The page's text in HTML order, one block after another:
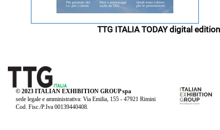
TTG ITALIA TODAY digital edition
© 2023 ITALIAN EXHIBITION GROUP spa
sede legale e amministrativa: Via Emilia, 155 - 47921 Rimini
Cod. Fisc./P.Iva 00139440408.